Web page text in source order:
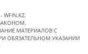
МАТЕРИАЛОВ C
ОБЯЗАТЕЛЬНОМ УКАЗАНИИ